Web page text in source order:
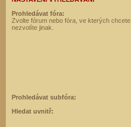
Prohledávat fóra:
Zvolte fórum nebo fóra, ve kterých
nezvolíte jinak.
Prohledávat subfóra:
Hledat uvnitř: